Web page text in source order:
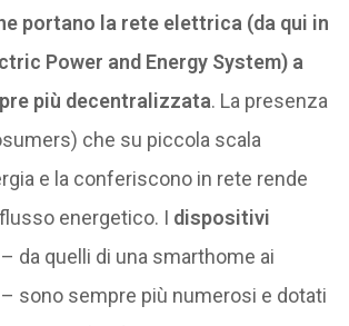
portano la rete elettrica (da qui in
Power and Energy System) a
più decentralizzata. La presenza
che su piccola scala
e la conferiscono in rete rende
energetico. I dispositivi
– da quelli di una smarthome ai
sono sempre più numerosi e dotati